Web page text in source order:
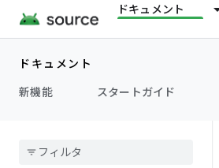
ドキュメント
ドキュメント
新機能
スタートガイド